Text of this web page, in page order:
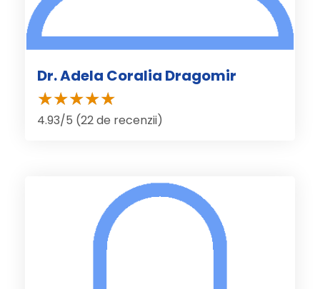
Dr. Adela Coralia Dragomir
4.93/5 (22 de recenzii)